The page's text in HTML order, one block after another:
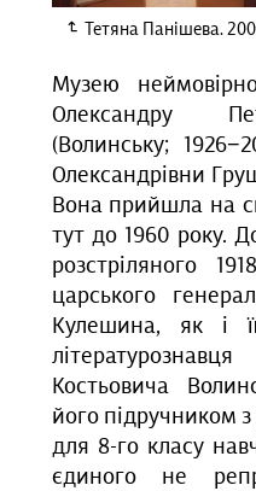
Тетяна Панішева.
Музею
Олександру
(Волинську;
Олександрівни
Вона прийшла на
тут до 1960 року.
розстріляного
царського
Кулешина, як і
Костьовича
його підручником з
для 8-го класу
єдиного не